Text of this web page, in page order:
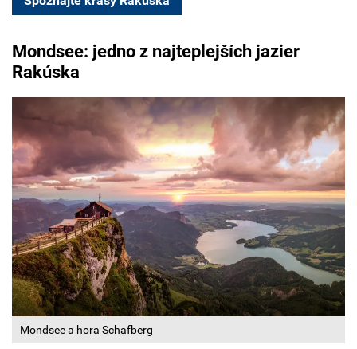
Mondsee: jedno z najteplejších jazier
Rakúska
Mondsee a hora Schafberg